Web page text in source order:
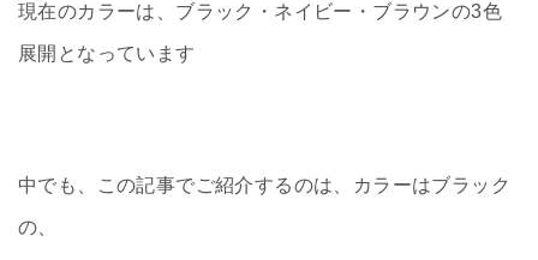
現在のカラーは、ブラック・ネイビー・ブラウンの3色
展開となっています
中でも、この記事でご紹介するのは、カラーはブラック
の、